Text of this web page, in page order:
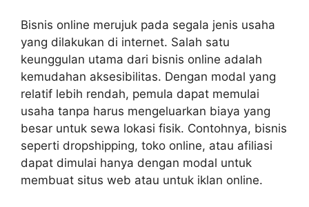
Bisnis online merujuk pada segala jenis usaha
yang dilakukan di internet. Salah satu
keunggulan utama dari bisnis online adalah
kemudahan aksesibilitas. Dengan modal yang
relatif lebih rendah, pemula dapat memulai
usaha tanpa harus mengeluarkan biaya yang
besar untuk sewa lokasi fisik. Contohnya, bisnis
seperti dropshipping, toko online, atau afiliasi
dapat dimulai hanya dengan modal untuk
membuat situs web atau untuk iklan online.